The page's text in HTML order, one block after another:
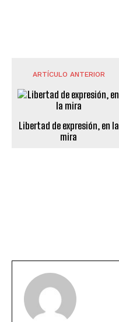
ARTÍCULO ANTERIOR
Libertad de expresión, en la
mira